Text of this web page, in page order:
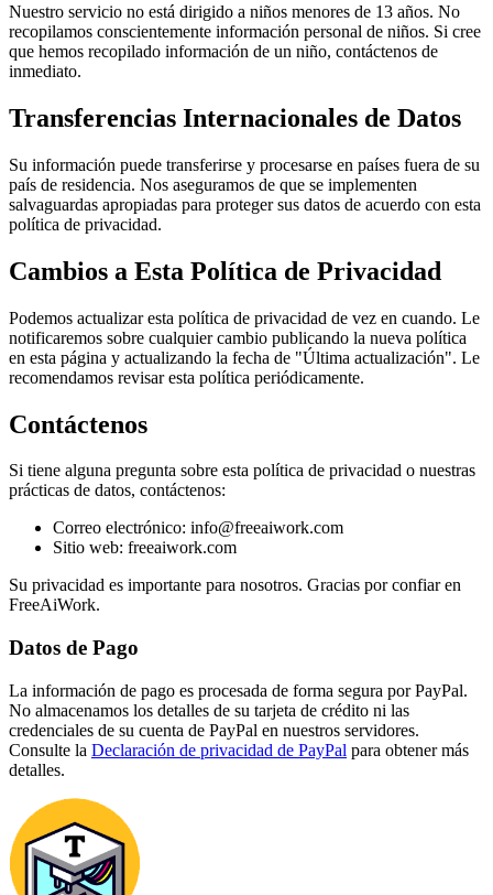
Nuestro servicio no está dirigido a niños menores de 13 años. No
recopilamos conscientemente información personal de niños. Si cree
que hemos recopilado información de un niño, contáctenos de
inmediato.
Transferencias Internacionales de Datos
Su información puede transferirse y procesarse en países fuera de su
país de residencia. Nos aseguramos de que se implementen
salvaguardas apropiadas para proteger sus datos de acuerdo con esta
política de privacidad.
Cambios a Esta Política de Privacidad
Podemos actualizar esta política de privacidad de vez en cuando. Le
notificaremos sobre cualquier cambio publicando la nueva política
en esta página y actualizando la fecha de "Última actualización". Le
recomendamos revisar esta política periódicamente.
Contáctenos
Si tiene alguna pregunta sobre esta política de privacidad o nuestras
prácticas de datos, contáctenos:
Correo electrónico: info@freeaiwork.com
Sitio web: freeaiwork.com
Su privacidad es importante para nosotros. Gracias por confiar en
FreeAiWork.
Datos de Pago
La información de pago es procesada de forma segura por PayPal.
No almacenamos los detalles de su tarjeta de crédito ni las
credenciales de su cuenta de PayPal en nuestros servidores.
Consulte la Declaración de privacidad de PayPal para obtener más
detalles.